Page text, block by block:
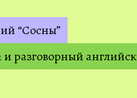
“Сосны”
разговорный